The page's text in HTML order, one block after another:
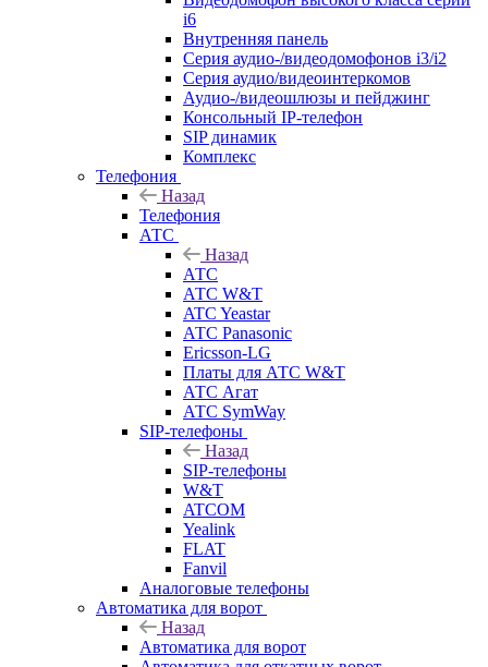
i6
Внутренняя панель
Серия аудио-/видеодомофонов i3/i2
Серия аудио/видеоинтеркомов
Аудио-/видеошлюзы и пейджинг
Консольный IP-телефон
SIP динамик
Комплекс
Телефония
Назад
Телефония
АТС
Назад
АТС
АТС W&T
ATC Yeastar
АТС Panasonic
Ericsson-LG
Платы для АТС W&T
АТС Агат
АТС SymWay
SIP-телефоны
Назад
SIP-телефоны
W&T
ATCOM
Yealink
FLAT
Fanvil
Аналоговые телефоны
Автоматика для ворот
Назад
Автоматика для ворот